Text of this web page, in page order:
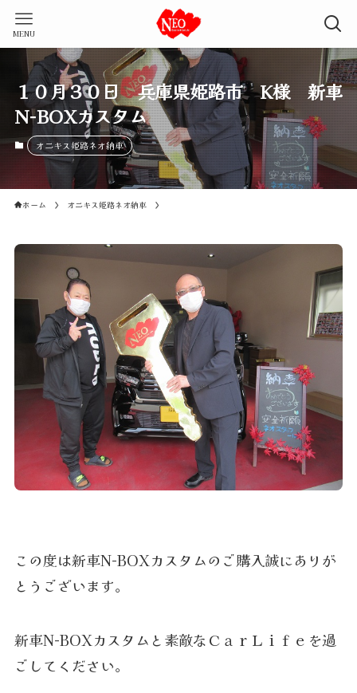
MENU
１０月３０日 兵庫県姫路市 K様 新車
N-BOXカスタム
オニキス姫路ネオ納車
ホーム オニキス姫路ネオ納車
この度は新車N-BOXカスタムのご購入誠にありが
とうございます。
新車N-BOXカスタムと素敵なＣａｒＬｉｆｅを過
ごしてください。